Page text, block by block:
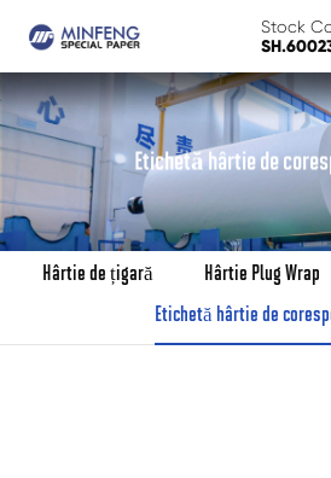
Stock
Etichetă hârtie de
Hârtie de țigară Hârtie Plug Wrap
Etichetă hârtie de